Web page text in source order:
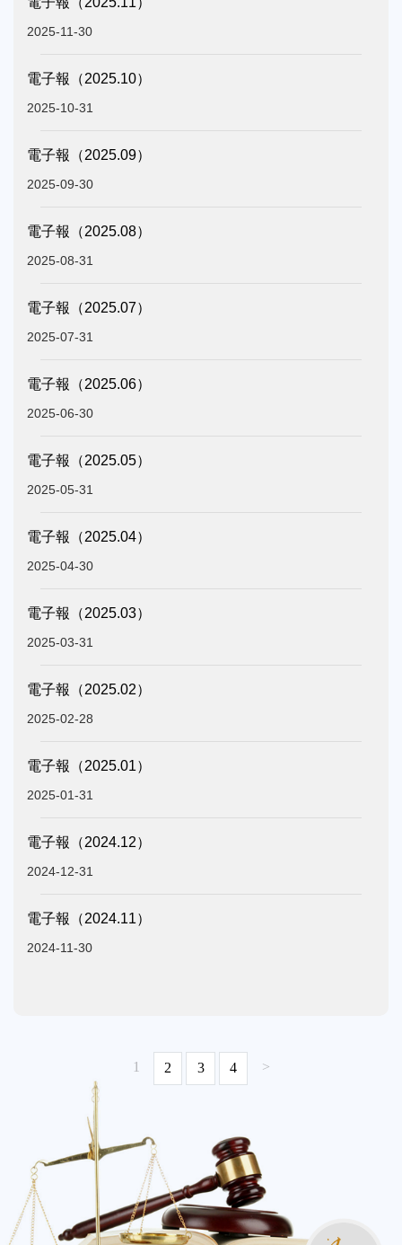
2025-11-30
電子報（2025.10）
2025-10-31
電子報（2025.09）
2025-09-30
電子報（2025.08）
2025-08-31
電子報（2025.07）
2025-07-31
電子報（2025.06）
2025-06-30
電子報（2025.05）
2025-05-31
電子報（2025.04）
2025-04-30
電子報（2025.03）
2025-03-31
電子報（2025.02）
2025-02-28
電子報（2025.01）
2025-01-31
電子報（2024.12）
2024-12-31
電子報（2024.11）
2024-11-30
1 2 3 4 >